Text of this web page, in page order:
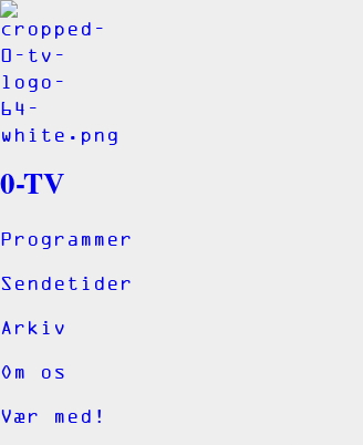
0-TV
Programmer
Sendetider
Arkiv
Om os
Vær med!